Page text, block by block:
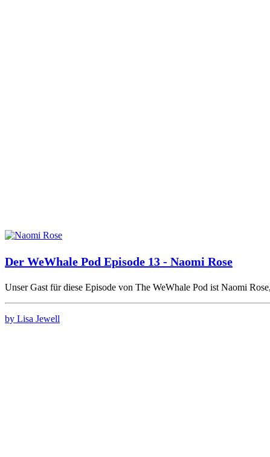
Der WeWhale Pod Episode 13 - Naomi Rose
Unser Gast für diese Episode von The WeWhale Pod ist Naomi
by Lisa Jewell